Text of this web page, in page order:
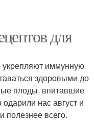
для
иммунную
здоровыми до
плоды, впитавшие
нас август и
полезнее всего.